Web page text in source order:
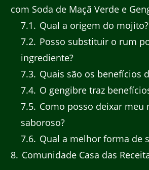
com Soda de Maçã Verde e
7.1
Qual a origem do mojito?
7.2 Posso substituir o rum
ingrediente?
7.3 Quais são os benefícios
7.4 O gengibre traz
7.5 Como posso deixar meu
saboroso?
7.6 Qual a melhor forma de
8 Comunidade Casa das